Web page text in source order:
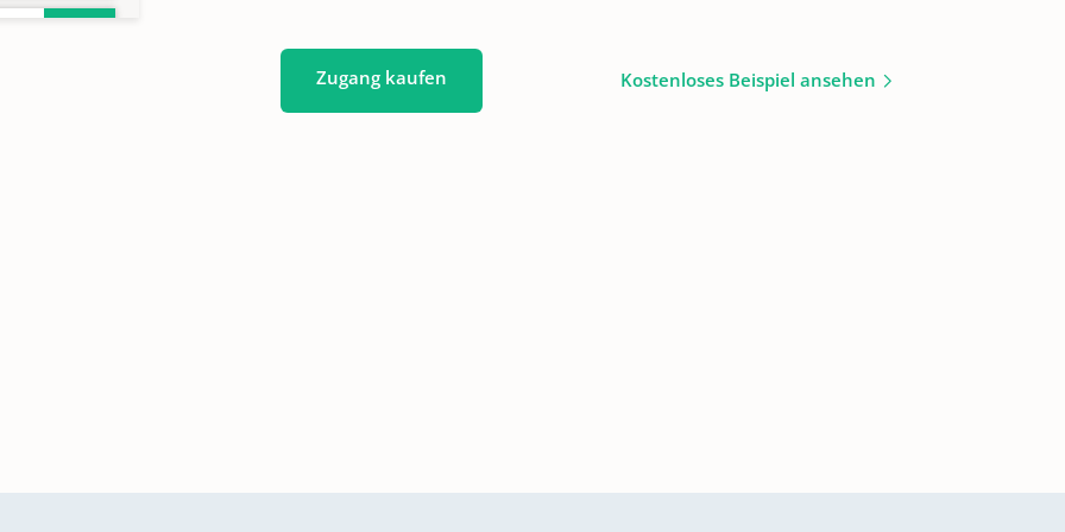
Zugang kaufen Kostenloses Beispiel ansehen